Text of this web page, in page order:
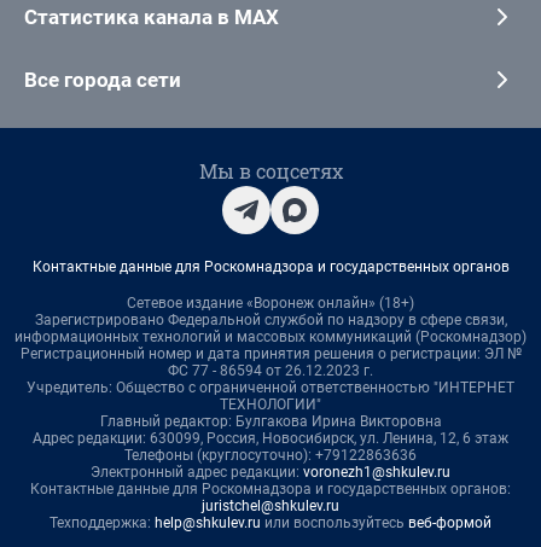
Статистика канала в MAX
Все города сети
Мы в соцсетях
Контактные данные для Роскомнадзора и государственных органов
Сетевое издание «Воронеж онлайн» (18+)
Зарегистрировано Федеральной службой по надзору в сфере связи,
информационных технологий и массовых коммуникаций (Роскомнадзор)
Регистрационный номер и дата принятия решения о регистрации: ЭЛ №
ФС 77 - 86594 от 26.12.2023 г.
Учредитель: Общество с ограниченной ответственностью "ИНТЕРНЕТ
ТЕХНОЛОГИИ"
Главный редактор: Булгакова Ирина Викторовна
Адрес редакции: 630099, Россия, Новосибирск, ул. Ленина, 12, 6 этаж
Телефоны (круглосуточно): +79122863636
Электронный адрес редакции: voronezh1@shkulev.ru
Контактные данные для Роскомнадзора и государственных органов:
juristchel@shkulev.ru
Техподдержка: help@shkulev.ru или воспользуйтесь веб-формой